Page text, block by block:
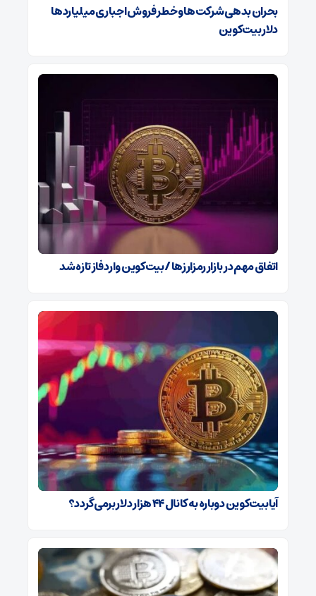
بحران بدهی شرکت‌ها و خطر فروش اجباری میلیاردها
دلار بیت‌کوین
اتفاق مهم در بازار رمزارزها / بیت‌کوین وارد فاز تازه شد
آیا بیت‌کوین دوباره به کانال ۴۴ هزار دلار برمی‌گردد؟